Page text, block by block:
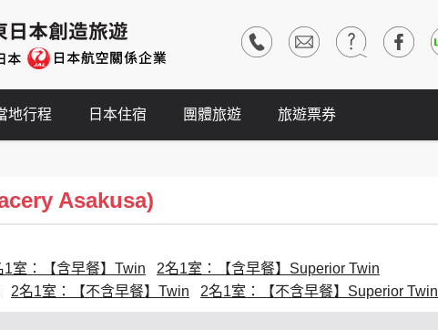
地行程 日本住宿 團體旅遊 旅遊票券
Asakusa)
1室：【含早餐】Twin
2名1室：【含早餐】Superior Twin
2名1室：【不含早餐】Twin 2名1室：【不含早餐】Superior Twin